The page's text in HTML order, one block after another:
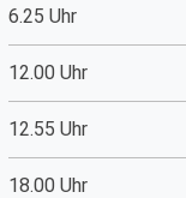
6.25 Uhr
12.00 Uhr
12.55 Uhr
18.00 Uhr